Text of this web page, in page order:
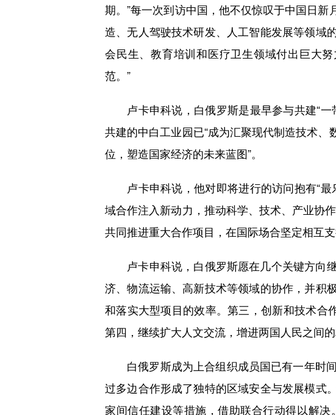
期。”每一次到访中国，他不仅惊叹于中国日
造、无人驾驶技术研发、人工智能发展等领域
会民生、教育培训和医疗卫生领域付出巨大
范。”
卢卡申科说，白俄罗斯是最早参与共建“一
共建的中白工业园已“成为汇聚现代制造技术
位，塑造国家经济的未来蓝图”。
卢卡申科说，他对即将进行的访问抱有“最
域合作注入新动力，推动科学、技术、产业协
共同推进重大合作项目，在国际场合坚定相互
卢卡申科说，白俄罗斯愿在几个关键方向继
济、物流运输、高新技术等领域的协作，并积
和落实大型项目的效率。第三，创新和技术合
第四，继续扩大人文交流，增进两国人民之间的
白俄罗斯成为上合组织成员国已有一年时间
过多边合作形成了独特的区域安全与发展模式
家间信任建设等措施，借助联合行动得以解